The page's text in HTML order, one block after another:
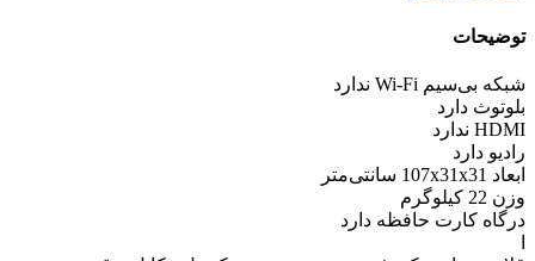
توضیحات
شبکه بی‌سیم Wi-Fi
ندارد
بلوتوث دارد
HDMI ندارد
رادیو دارد
ابعاد 107x31x31 سانتی‌متر
وزن 22 کیلوگرم
درگاه کارت حافظه دارد